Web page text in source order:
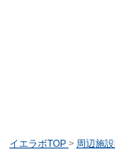
イエラボTOP > 周辺施